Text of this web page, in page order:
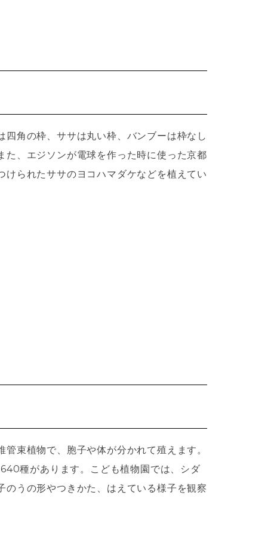
四角の枠、ササは丸い枠、バンブーは枠なし
た、エジソンが電球を作った時に使った京都
けられたササのヨコハマダケなどを植えてい
管束植物で、胞子や体が分かれて殖えます。
種があります。こども植物園では、シダ
のうの形やつきかた、はえている様子を観察